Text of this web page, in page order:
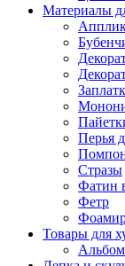
Материалы
Перья
Стразы
Фатин
Фетр
Товары для